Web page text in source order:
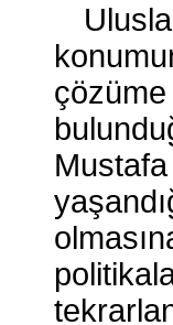
çözüme
Mustafa